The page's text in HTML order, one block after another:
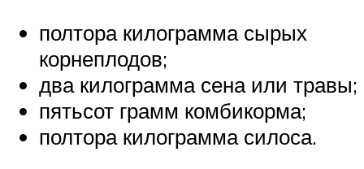
полтора килограмма сырых
корнеплодов;
два килограмма сена или травы;
пятьсот грамм комбикорма;
полтора килограмма силоса.